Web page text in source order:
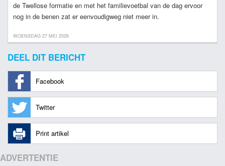
de Twellose formatie en met het familievoetbal van de dag ervoor
nog in de benen zat er eenvoudigweg niet meer in.
WOENSDAG 27 MEI 2026
DEEL DIT BERICHT
Facebook
Twitter
Print artikel
ADVERTENTIE